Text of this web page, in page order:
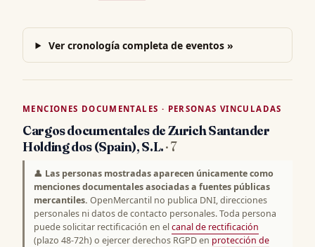
Ver cronología completa de eventos »
MENCIONES DOCUMENTALES · PERSONAS VINCULADAS
Cargos documentales de Zurich Santander
Holding dos (Spain), S.L.· 7
👤 Las personas mostradas aparecen únicamente como
menciones documentales asociadas a fuentes públicas
mercantiles. OpenMercantil no publica DNI, direcciones
personales ni datos de contacto personales. Toda persona
puede solicitar rectificación en elcanal de rectificación
(plazo 48-72h) o ejercer derechos RGPD en protección de